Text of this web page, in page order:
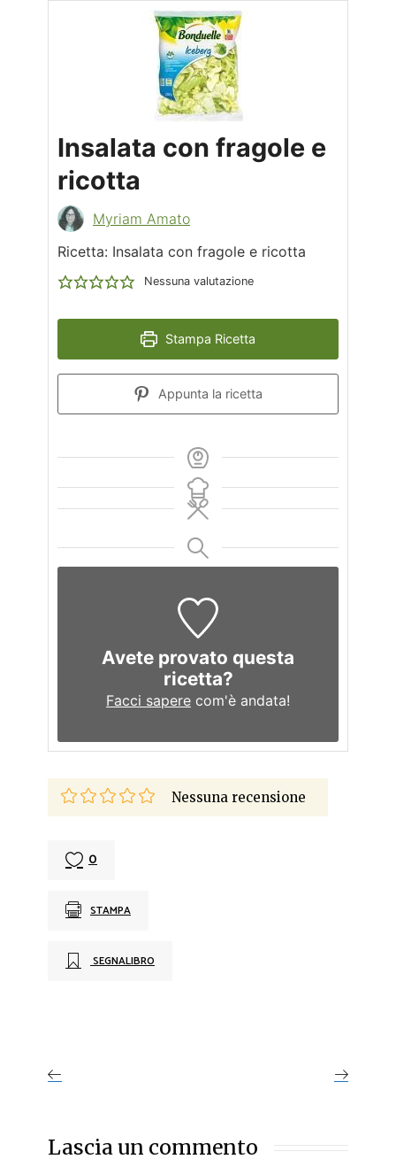
Insalata con fragole e
ricotta
Myriam Amato
Ricetta: Insalata con fragole e ricotta
Nessuna valutazione
Stampa Ricetta
Appunta la ricetta
Avete provato questa
ricetta?
Facci sapere com'è andata!
Nessuna recensione
0
STAMPA
SEGNALIBRO
Lascia un commento